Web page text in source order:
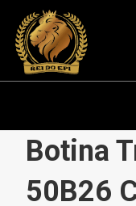
Botina
50B26